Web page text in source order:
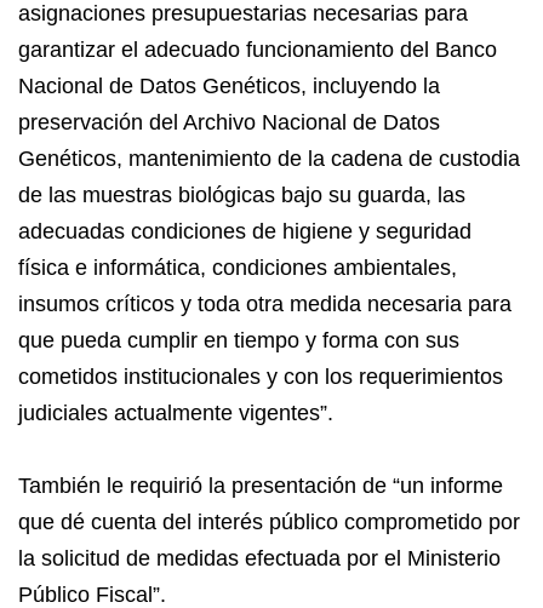
asignaciones presupuestarias necesarias para
garantizar el adecuado funcionamiento del Banco
Nacional de Datos Genéticos, incluyendo la
preservación del Archivo Nacional de Datos
Genéticos, mantenimiento de la cadena de custodia
de las muestras biológicas bajo su guarda, las
adecuadas condiciones de higiene y seguridad
física e informática, condiciones ambientales,
insumos críticos y toda otra medida necesaria para
que pueda cumplir en tiempo y forma con sus
cometidos institucionales y con los requerimientos
judiciales actualmente vigentes”.
También le requirió la presentación de “un informe
que dé cuenta del interés público comprometido por
la solicitud de medidas efectuada por el Ministerio
Público Fiscal”.